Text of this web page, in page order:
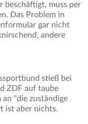
beschäftigt, muss per
Das Problem in
gar nicht
andere
stieß bei
ZDF auf taube
an "die zuständige
ist aber nichts.